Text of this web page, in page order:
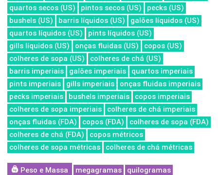
quartos secos (US)
pintos secos (US)
pecks (US)
bushels (US)
barris líquidos (US)
galões líquidos (US)
quartos líquidos (US)
pints líquidos (US)
gills líquidos (US)
onças fluidas (US)
copos (US)
colheres de sopa (US)
colheres de chá (US)
barris imperiais
galões imperiais
quartos imperiais
pints imperiais
gills imperiais
onças fluidas imperiais
pecks imperiais
bushels imperiais
copos imperiais
colheres de sopa imperiais
colheres de chá imperiais
onças fluidas (FDA)
copos (FDA)
colheres de sopa (FDA)
colheres de chá (FDA)
copos métricos
colheres de sopa métricas
colheres de chá métricas
Peso e Massa megagramas quilogramas